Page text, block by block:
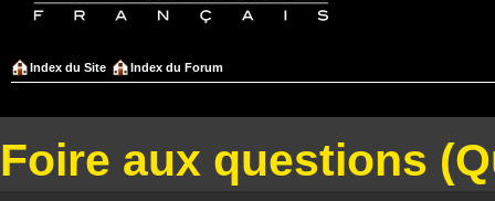
Index du Site Index du Forum
Foire aux questions